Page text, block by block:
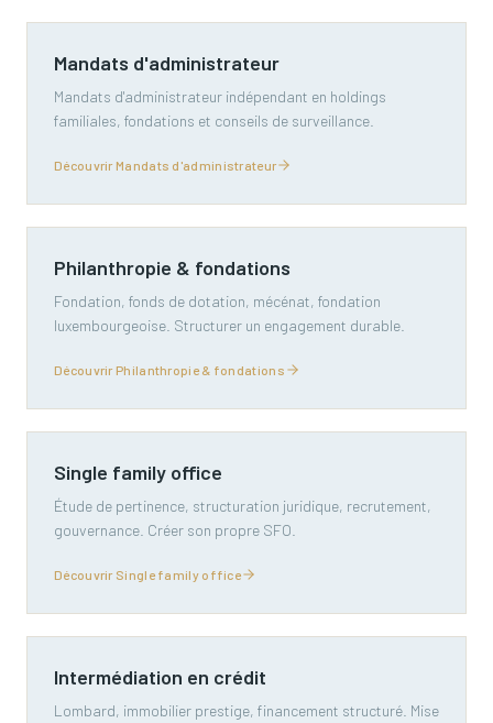
Mandats d'administrateur
Mandats d'administrateur indépendant en holdings
familiales, fondations et conseils de surveillance.
Découvrir Mandats d'administrateur
Philanthropie & fondations
Fondation, fonds de dotation, mécénat, fondation
luxembourgeoise. Structurer un engagement durable.
Découvrir Philanthropie & fondations
Single family office
Étude de pertinence, structuration juridique, recrutement,
gouvernance. Créer son propre SFO.
Découvrir Single family office
Intermédiation en crédit
Lombard, immobilier prestige, financement structuré. Mise